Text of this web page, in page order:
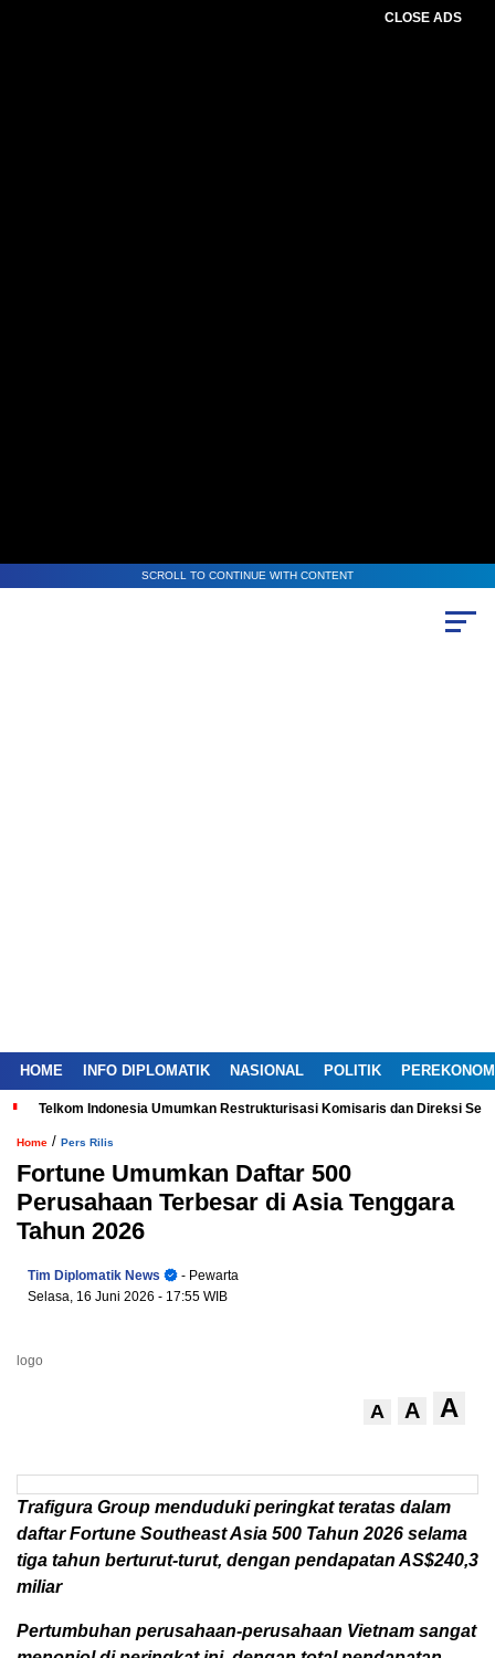
CLOSE ADS
SCROLL TO CONTINUE WITH CONTENT
HOME INFO DIPLOMATIK NASIONAL POLITIK
Telkom Indonesia Umumkan Restrukturisasi Komisaris dan Direksi
Home / Pers Rilis
Fortune Umumkan Daftar 500
Perusahaan Terbesar di Asia Tenggara
Tahun 2026
Tim Diplomatik News
- Pewarta
Selasa, 16 Juni 2026 - 17:55 WIB
logo
A A A
Trafigura Group menduduki peringkat teratas dalam
daftar Fortune Southeast Asia 500 Tahun 2026 selama
tiga tahun berturut-turut, dengan pendapatan AS$240,3
miliar
Pertumbuhan perusahaan-perusahaan Vietnam sangat